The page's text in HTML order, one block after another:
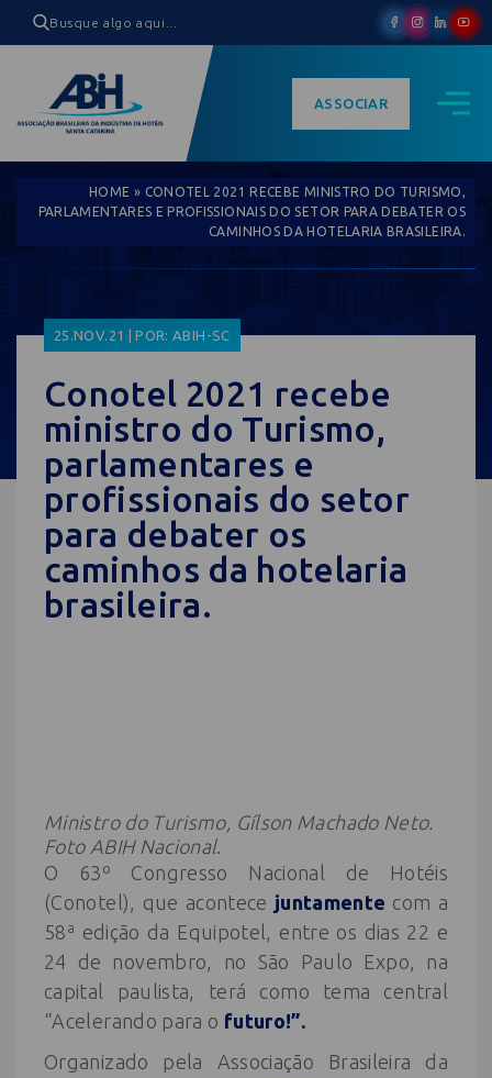
ASSOCIAR
HOME » CONOTEL 2021 RECEBE MINISTRO DO TURISMO,
PARLAMENTARES E PROFISSIONAIS DO SETOR PARA DEBATER OS
CAMINHOS DA HOTELARIA BRASILEIRA.
25.NOV.21 | POR: ABIH-SC
Conotel 2021 recebe
ministro do Turismo,
parlamentares e
profissionais do setor
para debater os
caminhos da hotelaria
brasileira.
Ministro do Turismo, Gílson Machado Neto.
Foto ABIH Nacional.
O 63º Congresso Nacional de Hotéis
(Conotel), que acontece juntamente com a
58ª edição da Equipotel, entre os dias 22 e
24 de novembro, no São Paulo Expo, na
capital paulista, terá como tema central
“Acelerando para o futuro!”.
Organizado pela Associação Brasileira da